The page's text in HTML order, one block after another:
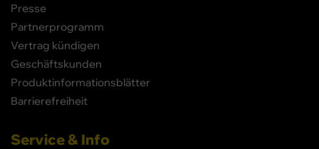
Presse
Partnerprogramm
Vertrag kündigen
Geschäftskunden
Produktinformationsblätter
Barrierefreiheit
Service & Info